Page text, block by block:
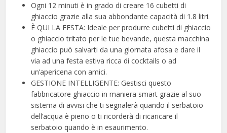
Ogni 12 minuti è in grado di creare 16 cubetti di
ghiaccio grazie alla sua abbondante capacità di 1.8 litri.
È QUI LA FESTA: Ideale per produrre cubetti di ghiaccio
o ghiaccio tritato per le tue bevande, questa macchina
ghiaccio può salvarti da una giornata afosa e dare il
via ad una festa estiva ricca di cocktails o ad
un’apericena con amici.
GESTIONE INTELLIGENTE: Gestisci questo
fabbricatore ghiaccio in maniera smart grazie al suo
sistema di avvisi che ti segnalerà quando il serbatoio
dell’acqua è pieno o ti ricorderà di ricaricare il
serbatoio quando è in esaurimento.